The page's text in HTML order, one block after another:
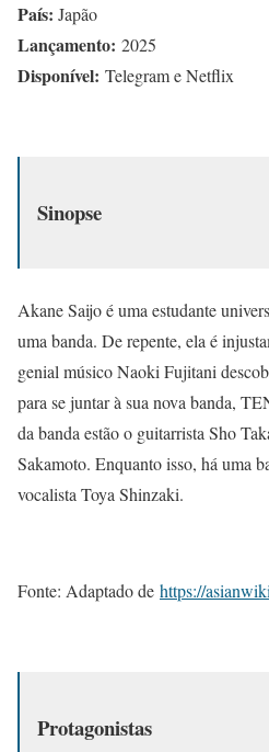
País: Japão
Lançamento: 2025
Disponível: Telegram e Netflix
Sinopse
Akane Saijoé uma estudante
uma banda. De repente, ela é
genial músico Naoki Fujitani
para se juntar à sua nova banda,
da banda estão o guitarrista Sho
Sakamoto. Enquanto isso, há uma
vocalista Toya Shinzaki.
Fonte: Adaptado de https://
Protagonistas